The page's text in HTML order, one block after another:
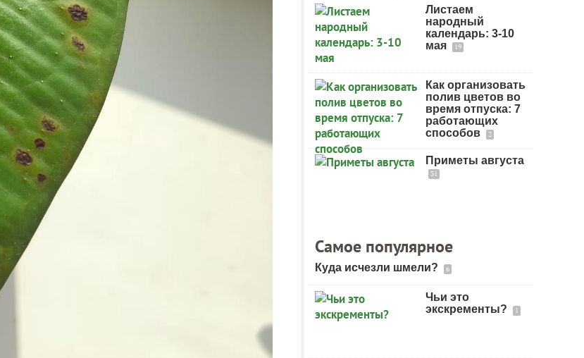
Листаем
народный
календарь: 3-10
мая
19
Как организовать
полив цветов во
время отпуска: 7
работающих
способов
2
Приметы августа
31
Самое популярное
Куда исчезли шмели? 6
Чьи это
экскременты?
1